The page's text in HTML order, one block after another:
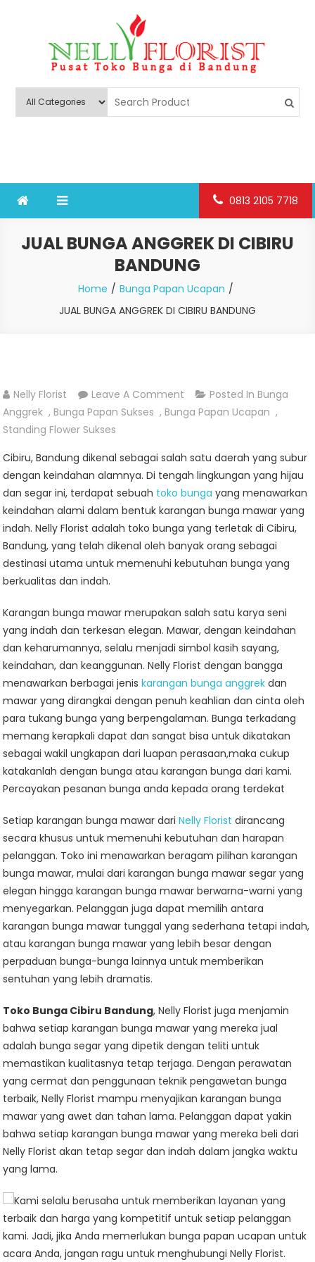
Nelly Florist Bandung
0813 2105 7718
JUAL BUNGA ANGGREK DI CIBIRU
BANDUNG
Home
Bunga Papan Ucapan
JUAL BUNGA ANGGREK DI CIBIRU BANDUNG
Nelly Florist Leave A Comment On
JUAL
DI
CIBIRU
BANDUNG
Posted In Bunga
Anggrek , Bunga Papan Sukses , Bunga Papan Ucapan ,
Standing Flower Sukses
Cibiru, Bandung dikenal sebagai salah satu daerah yang subur
dengan keindahan alamnya. Di tengah lingkungan yang hijau
dan segar ini, terdapat sebuah toko bunga yang menawarkan
keindahan alami dalam bentuk karangan bunga mawar yang
indah. Nelly Florist adalah toko bunga yang terletak di Cibiru,
Bandung, yang telah dikenal oleh banyak orang sebagai
destinasi utama untuk memenuhi kebutuhan bunga yang
berkualitas dan indah.
Karangan bunga mawar merupakan salah satu karya seni
yang indah dan terkesan elegan. Mawar, dengan keindahan
dan keharumannya, selalu menjadi simbol kasih sayang,
keindahan, dan keanggunan. Nelly Florist dengan bangga
menawarkan berbagai jeniskarangan bunga anggrek dan
mawar yang dirangkai dengan penuh keahlian dan cinta oleh
para tukang bunga yang berpengalaman. Bunga terkadang
memang kerapkali dapat dan sangat bisa untuk dikatakan
sebagai wakil ungkapan dari luapan perasaan,maka cukup
katakanlah dengan bunga atau karangan bunga dari kami.
Percayakan pesanan bunga anda kepada orang terdekat
Setiap karangan bunga mawar dariNelly Florist dirancang
secara khusus untuk memenuhi kebutuhan dan harapan
pelanggan. Toko ini menawarkan beragam pilihan karangan
bunga mawar, mulai dari karangan bunga mawar segar yang
elegan hingga karangan bunga mawar berwarna-warni yang
menyegarkan. Pelanggan juga dapat memilih antara
karangan bunga mawar tunggal yang sederhana tetapi indah,
atau karangan bunga mawar yang lebih besar dengan
perpaduan bunga-bunga lainnya untuk memberikan
sentuhan yang lebih dramatis.
Toko Bunga Cibiru Bandung, Nelly Florist juga menjamin
bahwa setiap karangan bunga mawar yang mereka jual
adalah bunga segar yang dipetik dengan teliti untuk
memastikan kualitasnya tetap terjaga. Dengan perawatan
yang cermat dan penggunaan teknik pengawetan bunga
terbaik, Nelly Florist mampu menyajikan karangan bunga
mawar yang awet dan tahan lama. Pelanggan dapat yakin
bahwa setiap karangan bunga mawar yang mereka beli dari
Nelly Florist akan tetap segar dan indah dalam jangka waktu
yang lama.